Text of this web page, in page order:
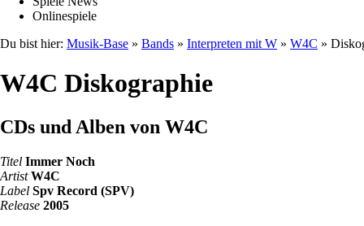
Onlinespiele
Du bist hier: Musik-Base » Bands » Interpreten mit W » W4C »
W4C Diskographie
CDs und Alben von W4C
Titel Immer Noch
Artist W4C
Label Spv Record (SPV)
Release 2005